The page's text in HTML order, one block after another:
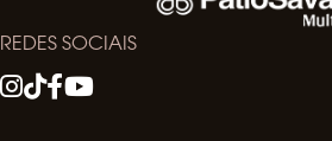
REDES SOCIAIS